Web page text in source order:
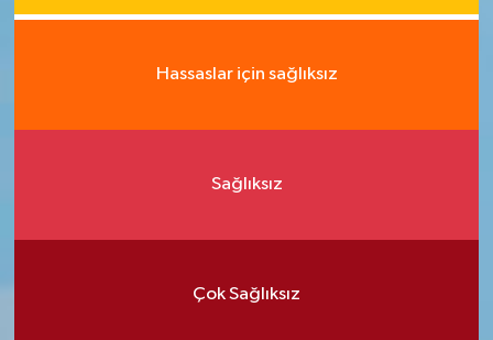
Hassaslar için sağlıksız
Sağlıksız
Çok Sağlıksız